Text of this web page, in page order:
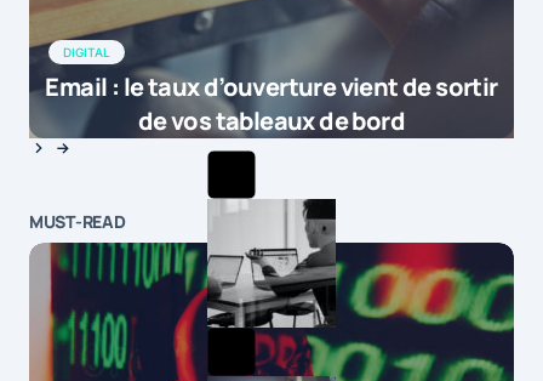
DIGITAL
Email : le taux d’ouverture vient de sortir
de vos tableaux de bord
MUST-READ